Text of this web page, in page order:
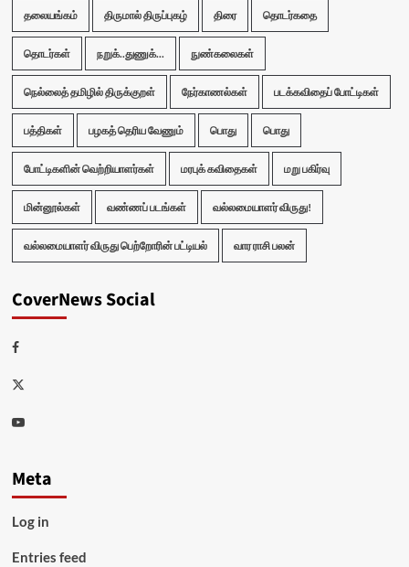
தலையங்கம் திருமால் திருப்புகழ் திரை தொடர்கதை
தொடர்கள் நறுக்..துணுக்... நுண்கலைகள்
நெல்லைத் தமிழில் திருக்குறள் நேர்காணல்கள் படக்கவிதைப் போட்டிகள்
பத்திகள் பழகத் தெரிய வேணும் பொது பொது
போட்டிகளின் வெற்றியாளர்கள் மரபுக் கவிதைகள் மறு பகிர்வு
மின்னூல்கள் வண்ணப் படங்கள் வல்லமையாளர் விருது!
வல்லமையாளர் விருது பெற்றோரின் பட்டியல் வார ராசி பலன்
CoverNews Social
Facebook
Twitter
Youtube
Meta
Log in
Entries feed